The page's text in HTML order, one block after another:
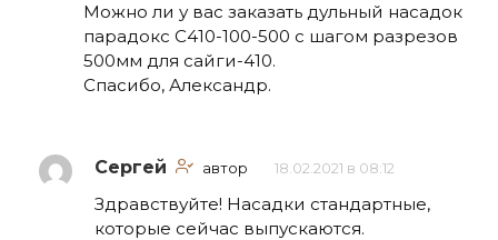
Можно ли у вас заказать дульный насадок
парадокс С410-100-500 с шагом разрезов
500мм для сайги-410.
Спасибо, Александр.
Сергей автор 18.02.2021 в 08:12
Здравствуйте! Насадки стандартные,
которые сейчас выпускаются.